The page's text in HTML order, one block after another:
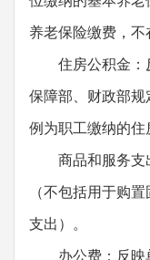
养老保险缴费，不
住房公积金
保障部、财政部
例为职工缴纳的住
商品和服务支
（不包括用于购
支出）。
办公费：反